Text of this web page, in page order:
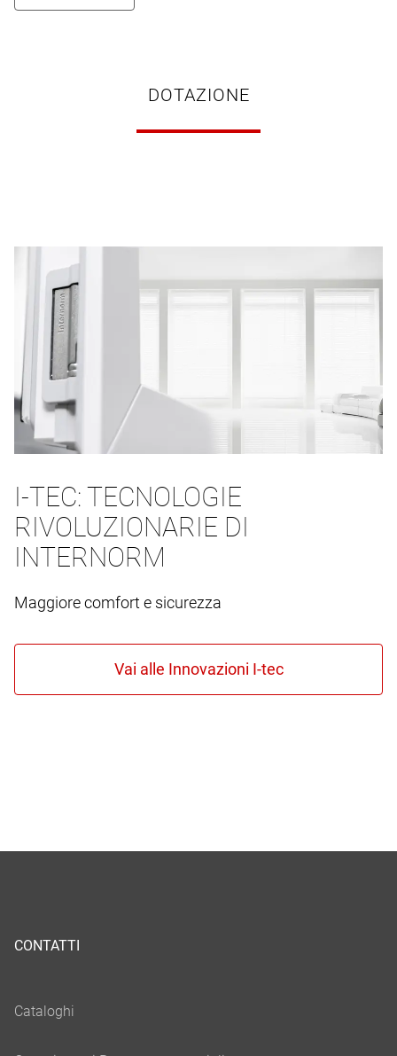
DOTAZIONE
I-TEC: TECNOLOGIE
RIVOLUZIONARIE DI
INTERNORM
Maggiore comfort e sicurezza
CONTATTI